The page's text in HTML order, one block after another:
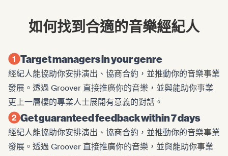
如何找到合適的音樂經紀人
Target managers in your genre
經紀人能協助你安排演出、協商合約，並推動你的音樂事業
發展。透過 Groover 直接推廣你的音樂，並與能助你事業
更上一層樓的專業人士展開有意義的對話。
Get guaranteed feedback within 7 days
經紀人能協助你安排演出、協商合約，並推動你的音樂事業
發展。透過 Groover 直接推廣你的音樂，並與能助你事業